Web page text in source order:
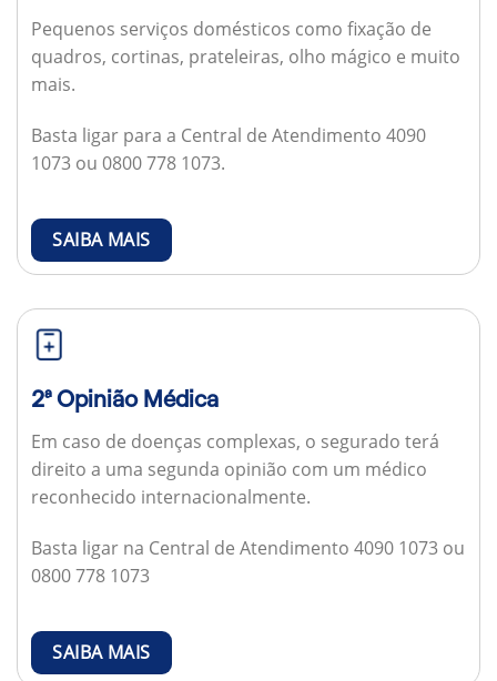
Pequenos serviços domésticos como fixação de
quadros, cortinas, prateleiras, olho mágico e muito
mais.
Basta ligar para a Central de Atendimento 4090
1073 ou 0800 778 1073.
SAIBA MAIS
2ª Opinião Médica
Em caso de doenças complexas, o segurado terá
direito a uma segunda opinião com um médico
reconhecido internacionalmente.
Basta ligar na Central de Atendimento 4090 1073 ou
0800 778 1073
SAIBA MAIS